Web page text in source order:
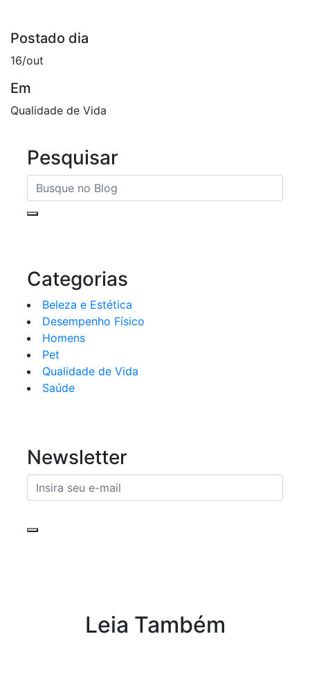
Postado dia
16/out
Em
Qualidade de Vida
Pesquisar
Categorias
Beleza e Estética
Desempenho Físico
Homens
Pet
Qualidade de Vida
Saúde
Newsletter
Leia Também